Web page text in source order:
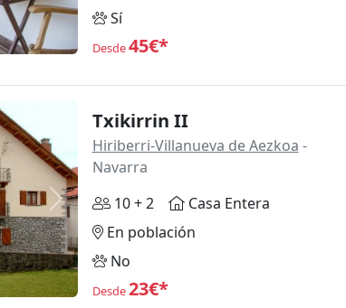
Sí
Desde45€*
Siguiente
Txikirrin II
Hiriberri-Villanueva de Aezkoa -
Navarra
10 + 2
Casa Entera
En población
No
Desde23€*